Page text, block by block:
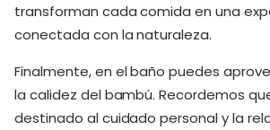
transforman cada comida en una
conectada con la naturaleza.
Finalmente, en el baño puedes
la calidez del bambú. Recordemos
destinado al cuidado personal y la